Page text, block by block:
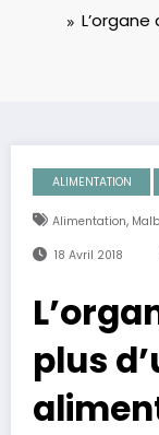
ALIMENTATION
Alimentation,
18 Avril 2018
plus